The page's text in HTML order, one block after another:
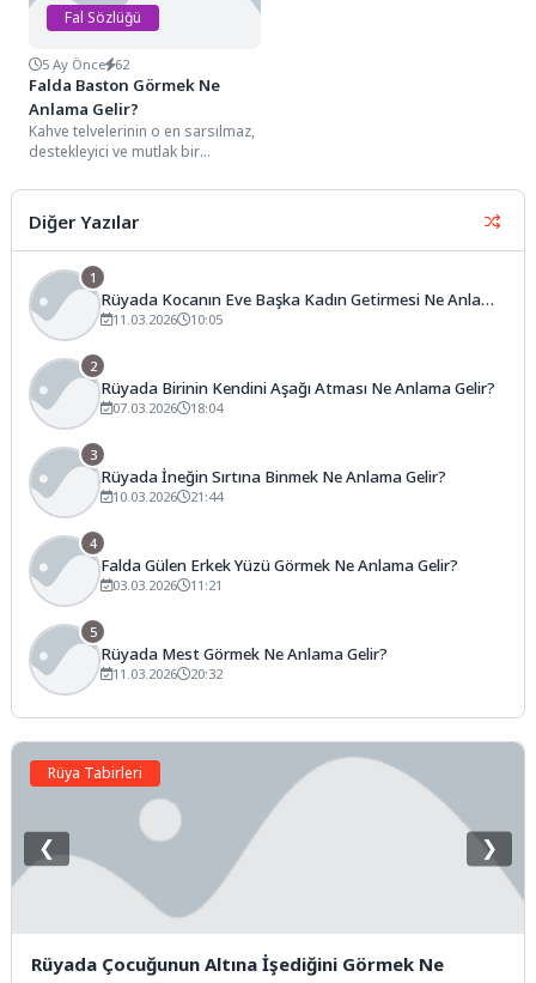
Fal Sözlüğü
5 Ay Önce 62
Falda Baston Görmek Ne
Anlama Gelir?
Kahve telvelerinin o en sarsılmaz,
destekleyici ve mutlak bir
arasında, genellikle fincanın...
Diğer Yazılar
1
Rüyada Kocanın Eve Başka Kadın Getirmesi Ne Anlama
Gelir?
11.03.2026 10:05
2
Rüyada Birinin Kendini Aşağı Atması Ne Anlama Gelir?
07.03.2026 18:04
3
Rüyada İneğin Sırtına Binmek Ne Anlama Gelir?
10.03.2026 21:44
4
Falda Gülen Erkek Yüzü Görmek Ne Anlama Gelir?
03.03.2026 11:21
5
Rüyada Mest Görmek Ne Anlama Gelir?
11.03.2026 20:32
Rüya Tabirleri
Rüyada Çocuğunun Altına İşediğini Görmek Ne
❮ ❯